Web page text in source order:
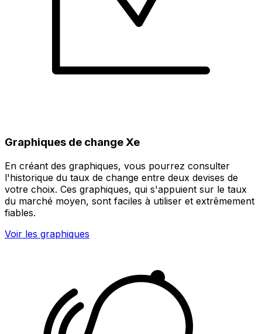
Graphiques de change Xe
En créant des graphiques, vous pourrez consulter
l'historique du taux de change entre deux devises de
votre choix. Ces graphiques, qui s'appuient sur le taux
du marché moyen, sont faciles à utiliser et extrêmement
fiables.
Voir les graphiques